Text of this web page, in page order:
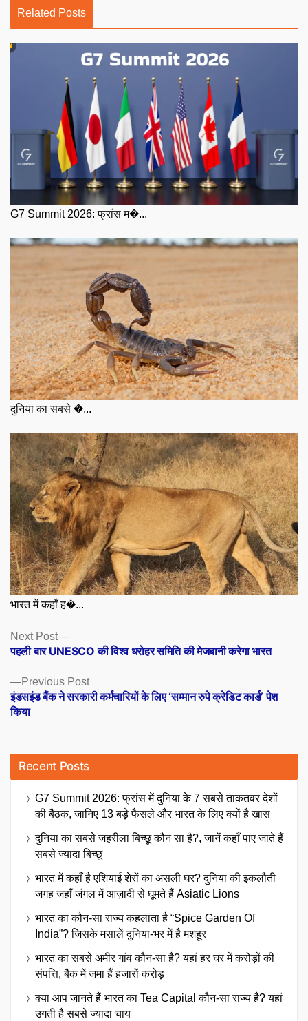
Related Posts
G7 Summit 2026: फ्रांस म�...
दुनिया का सबसे �...
भारत में कहाँ ह�...
Posts
navigation
Previous PostPrevious
post:
इंडसइंड बैंक ने सरकारी कर्मचारियों के लिए ‘सम्मान रुपे क्रेडिट कार्ड’ पेश
किया
Next Post
Next
post:
पहली बार UNESCO की विश्व धरोहर समिति की मेजबानी करेगा भारत
Recent Posts
G7 Summit 2026: फ्रांस में दुनिया के 7 सबसे ताकतवर देशों
की बैठक, जानिए 13 बड़े फैसले और भारत के लिए क्यों है खास
दुनिया का सबसे जहरीला बिच्छू कौन सा है?, जानें कहाँ पाए जाते हैं
सबसे ज्यादा बिच्छू
भारत में कहाँ है एशियाई शेरों का असली घर? दुनिया की इकलौती
जगह जहाँ जंगल में आज़ादी से घूमते हैं Asiatic Lions
भारत का कौन-सा राज्य कहलाता है “Spice Garden Of
India”? जिसके मसालें दुनिया-भर में है मशहूर
भारत का सबसे अमीर गांव कौन-सा है? यहां हर घर में करोड़ों की
संपत्ति, बैंक में जमा हैं हजारों करोड़
क्या आप जानते हैं भारत का Tea Capital कौन-सा राज्य है? यहां
उगती है सबसे ज्यादा चाय